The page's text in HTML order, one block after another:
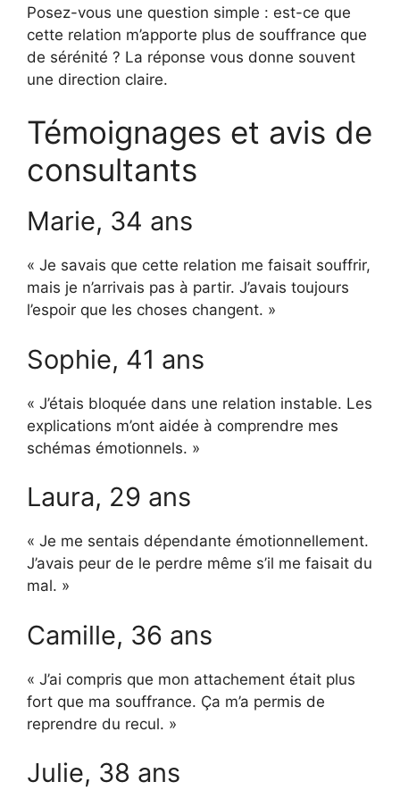
Posez-vous une question simple : est-ce que
cette relation m’apporte plus de souffrance que
de sérénité ? La réponse vous donne souvent
une direction claire.
Témoignages et avis de
consultants
Marie, 34 ans
« Je savais que cette relation me faisait souffrir,
mais je n’arrivais pas à partir. J’avais toujours
l’espoir que les choses changent. »
Sophie, 41 ans
« J’étais bloquée dans une relation instable. Les
explications m’ont aidée à comprendre mes
schémas émotionnels. »
Laura, 29 ans
« Je me sentais dépendante émotionnellement.
J’avais peur de le perdre même s’il me faisait du
mal. »
Camille, 36 ans
« J’ai compris que mon attachement était plus
fort que ma souffrance. Ça m’a permis de
reprendre du recul. »
Julie, 38 ans